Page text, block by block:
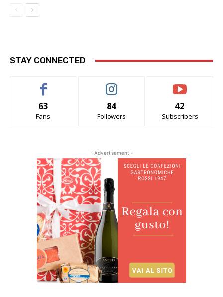
STAY CONNECTED
63
Fans
84
Followers
42
Subscribers
- Advertisement -